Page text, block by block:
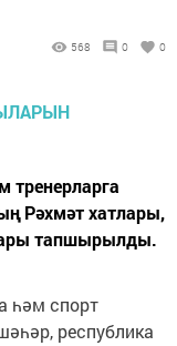
568 0 0
тренерларга
Рәхмәт хатлары,
тапшырылды.
һәм спорт
республика